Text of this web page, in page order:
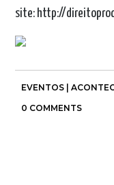
site: http://
EVENTOS |
0 COMMENTS